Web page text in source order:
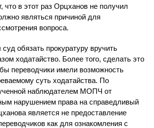
что в этот раз Орцханов не получил
являться причиной для
вопроса.
обязать прокуратуру вручить
ходатайство. Более того, сделать это
переводчики имели возможность
суть ходатайства. По
наблюдателем МОПЧ от
нарушением права на справедливый
является не предоставление
как для ознакомления с